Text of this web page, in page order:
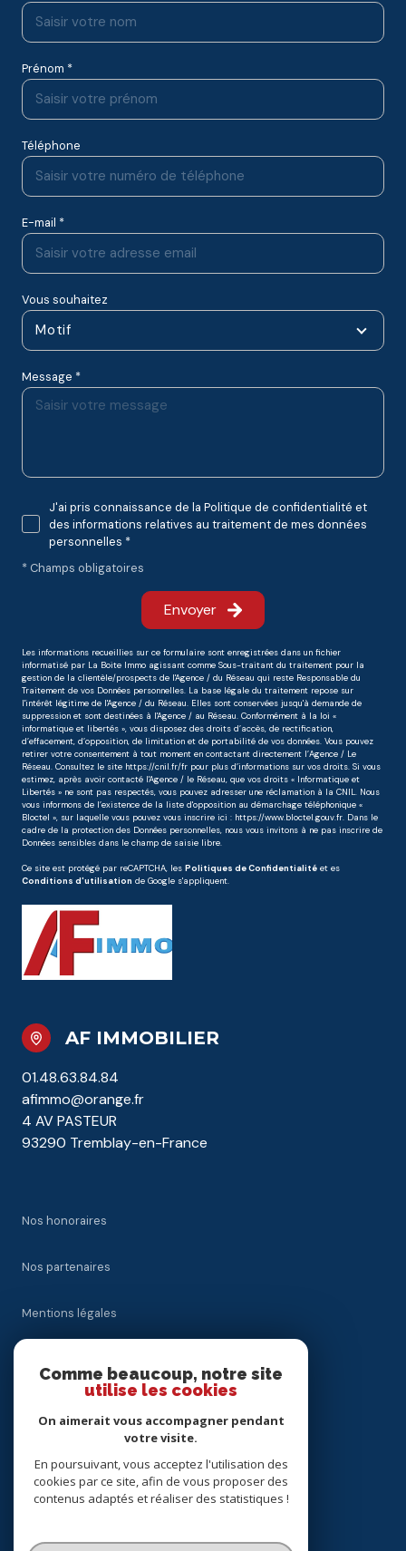
Prénom *
Téléphone
E-mail *
Vous souhaitez
Motif
Message *
J'ai pris connaissance de la Politique de confidentialité et
des informations relatives au traitement de mes données
personnelles *
* Champs obligatoires
Envoyer
Les informations recueillies sur ce formulaire sont enregistrées dans un fichier
informatisé par La Boite Immo agissant comme Sous-traitant du traitement pour la
gestion de la clientèle/prospects de l'Agence / du Réseau qui reste Responsable du
Traitement de vos Données personnelles. La base légale du traitement repose sur
l'intérêt légitime de l'Agence / du Réseau. Elles sont conservées jusqu'à demande de
suppression et sont destinées à l'Agence / au Réseau. Conformément à la loi «
informatique et libertés », vous disposez des droits d’accès, de rectification,
d’effacement, d’opposition, de limitation et de portabilité de vos données. Vous pouvez
retirer votre consentement à tout moment en contactant directement l’Agence / Le
Réseau. Consultez le site https://cnil.fr/fr pour plus d’informations sur vos droits. Si vous
estimez, après avoir contacté l'Agence / le Réseau, que vos droits « Informatique et
Libertés » ne sont pas respectés, vous pouvez adresser une réclamation à la CNIL. Nous
vous informons de l’existence de la liste d'opposition au démarchage téléphonique «
Bloctel », sur laquelle vous pouvez vous inscrire ici : https://www.bloctel.gouv.fr. Dans le
cadre de la protection des Données personnelles, nous vous invitons à ne pas inscrire de
Données sensibles dans le champ de saisie libre.
Ce site est protégé par reCAPTCHA, les Politiques de Confidentialité et es
Conditions d'utilisation de Google s'appliquent.
AF IMMOBILIER
01.48.63.84.84
afimmo@orange.fr
4 AV PASTEUR
93290 Tremblay-en-France
Nos honoraires
Nos partenaires
Mentions légales
Comme beaucoup, notre site
utilise les cookies
On aimerait vous accompagner pendant
votre visite.
En poursuivant, vous acceptez l'utilisation des
cookies par ce site, afin de vous proposer des
contenus adaptés et réaliser des statistiques !